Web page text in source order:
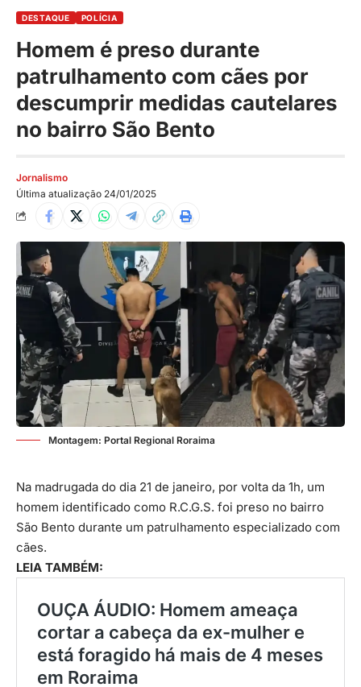
DESTAQUE POLÍCIA
Homem é preso durante
patrulhamento com cães por
descumprir medidas cautelares
no bairro São Bento
Última atualização 24/01/2025
Jornalismo
Montagem: Portal Regional Roraima
Na madrugada do dia 21 de janeiro, por volta da 1h, um
homem identificado como R.C.G.S. foi preso no bairro
São Bento durante um patrulhamento especializado com
cães.
LEIA TAMBÉM: